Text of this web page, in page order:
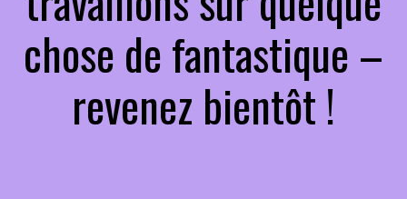
chose de fantastique –
revenez bientôt !